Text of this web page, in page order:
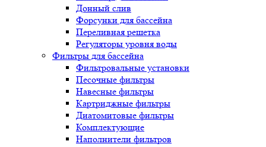
Донный слив
Форсунки для бассейна
Переливная решетка
Регуляторы уровня воды
Фильтры для бассейна
Фильтровальные установки
Песочные фильтры
Навесные фильтры
Картриджные фильтры
Диатомитовые фильтры
Комплектующие
Наполнители фильтров